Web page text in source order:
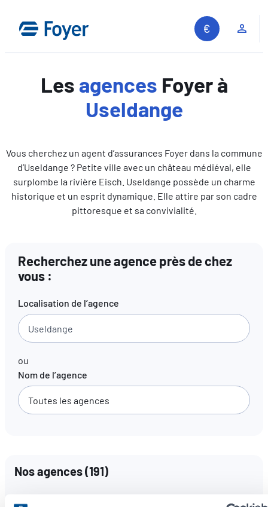
contenu
Recherche sur le site
Les agences Foyer à
Useldange
Vous cherchez un agent d’assurances Foyer dans la commune
d’Useldange ? Petite ville avec un château médiéval, elle
surplombe la rivière Eisch. Useldange possède un charme
historique et un esprit dynamique. Elle attire par son cadre
pittoresque et sa convivialité.
Recherchez une agence près de chez
vous :
Localisation de l’agence
ou
Nom de l’agence
Nos agences(191)